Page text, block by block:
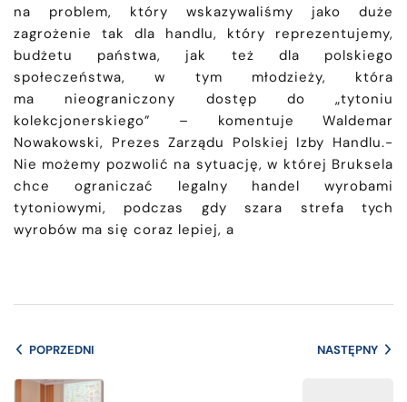
na problem, który wskazywaliśmy jako duże
zagrożenie tak dla handlu, który reprezentujemy,
budżetu państwa, jak też dla polskiego
społeczeństwa, w tym młodzieży, która
ma nieograniczony dostęp do „tytoniu
kolekcjonerskiego” – komentuje Waldemar
Nowakowski, Prezes Zarządu Polskiej Izby Handlu.-
Nie możemy pozwolić na sytuację, w której Bruksela
chce ograniczać legalny handel wyrobami
tytoniowymi, podczas gdy szara strefa tych
wyrobów ma się coraz lepiej, a
POPRZEDNI NASTĘPNY